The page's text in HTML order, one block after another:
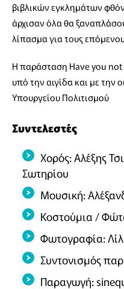
βιβλικών εγκλημάτων
άρχισαν όλα θα
λίπασμα για τους
Η παράσταση Have you not
υπό την αιγίδα και με την
Υπουργείου Πολιτισμού
Συντελεστές
Χορός: Αλέξης
Σωτηρίου
Μουσική:
Κοστούμια /
Φωτογραφία:
Συντονισμός
Παραγωγή: